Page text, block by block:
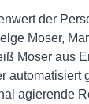
der
Moser,
Moser aus
automatisiert
agierende